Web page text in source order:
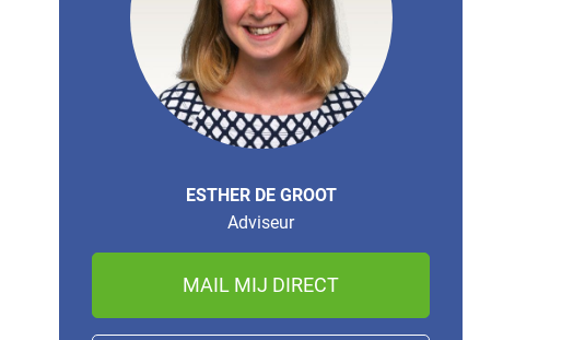
ESTHER DE GROOT
Adviseur
MAIL MIJ DIRECT